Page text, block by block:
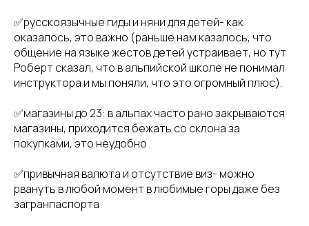
✅русскоязычные гиды и няни для детей- как
оказалось, это важно (раньше нам казалось, что
общение на языке жестов детей устраивает, но тут
Роберт сказал, что в альпийской школе не понимал
инструктора и мы поняли, что это огромный плюс).
✅магазины до 23: в альпах часто рано закрываются
магазины, приходится бежать со склона за
покупками, это неудобно
✅привычная валюта и отсутствие виз- можно
рвануть в любой момент в любимые горы даже без
загранпаспорта